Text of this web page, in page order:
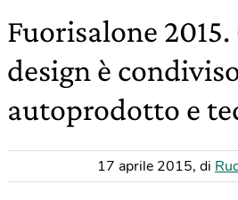
Fuorisalone
design è
autoprodotto e
17 aprile 2015, di